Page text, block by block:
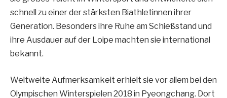
schnell zu einer der stärksten Biathletinnen ihrer
Generation. Besonders ihre Ruhe am Schießstand und
ihre Ausdauer auf der Loipe machten sie international
bekannt.
Weltweite Aufmerksamkeit erhielt sie vor allem bei den
Olympischen Winterspielen 2018 in Pyeongchang. Dort